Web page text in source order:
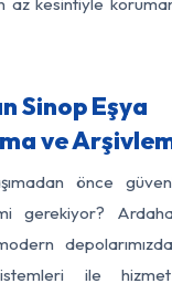
Sinop Eşya
ve
önce
gerekiyor?
ile